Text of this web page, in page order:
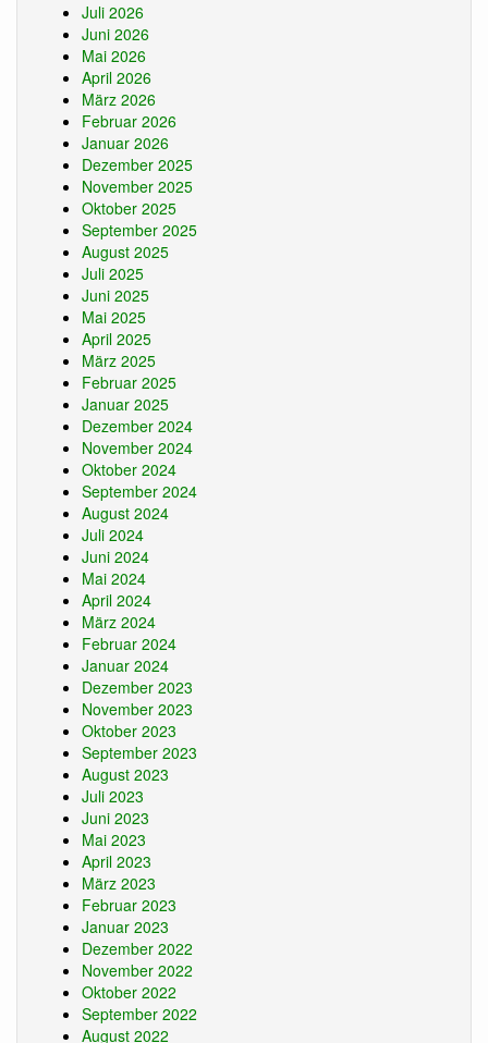
Juli 2026
Juni 2026
Mai 2026
April 2026
März 2026
Februar 2026
Januar 2026
Dezember 2025
November 2025
Oktober 2025
September 2025
August 2025
Juli 2025
Juni 2025
Mai 2025
April 2025
März 2025
Februar 2025
Januar 2025
Dezember 2024
November 2024
Oktober 2024
September 2024
August 2024
Juli 2024
Juni 2024
Mai 2024
April 2024
März 2024
Februar 2024
Januar 2024
Dezember 2023
November 2023
Oktober 2023
September 2023
August 2023
Juli 2023
Juni 2023
Mai 2023
April 2023
März 2023
Februar 2023
Januar 2023
Dezember 2022
November 2022
Oktober 2022
September 2022
August 2022